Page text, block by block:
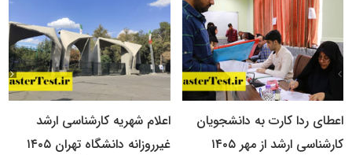
اعطای ردا کارت به دانشجویان
کارشناسی ارشد از مهر ۱۴۰۵
اعلام شهریه کارشناسی ارشد
غیرروزانه دانشگاه تهران ۱۴۰۵